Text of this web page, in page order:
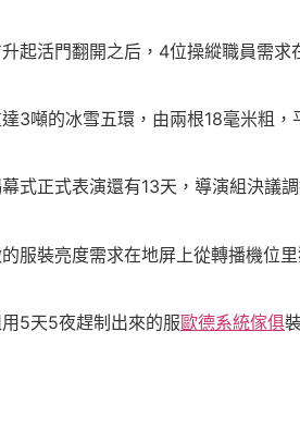
活門翻開之后，4位操縱職員需求
噸的冰雪五環，由兩根18毫米粗，
正式表演還有13天，導演組決議調
裝亮度需求在地屏上從轉播機位里
天5夜趕制出來的服歐德系統傢俱